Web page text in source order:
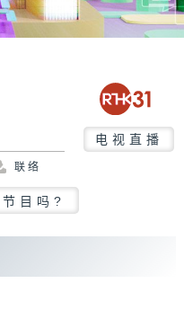
电视直播
联络
目吗?